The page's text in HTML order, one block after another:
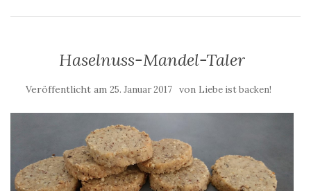
Haselnuss-Mandel-Taler
Veröffentlicht am 25. Januar 2017 von Liebe ist backen!